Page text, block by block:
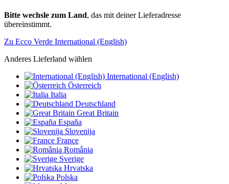
Bitte wechsle zum Land, das mit deiner Lieferadresse
übereinstimmt.
Zu Ecco Verde International (English)
Anderes Lieferland wählen
International (English)
Österreich
Italia
Deutschland
Great Britain
España
Slovenija
France
România
Sverige
Hrvatska
Polska